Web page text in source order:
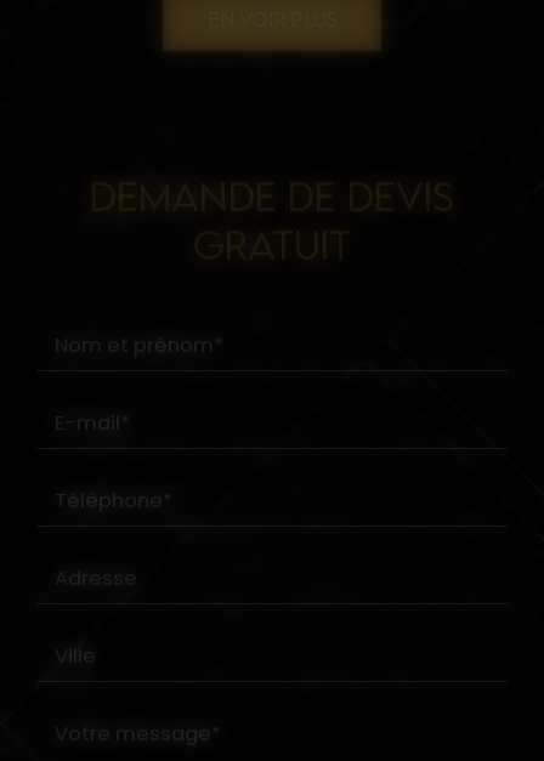
DEMANDE DE DEVIS
GRATUIT
Nom et prénom*
E-mail*
Téléphone*
Adresse
Ville
Votre message*